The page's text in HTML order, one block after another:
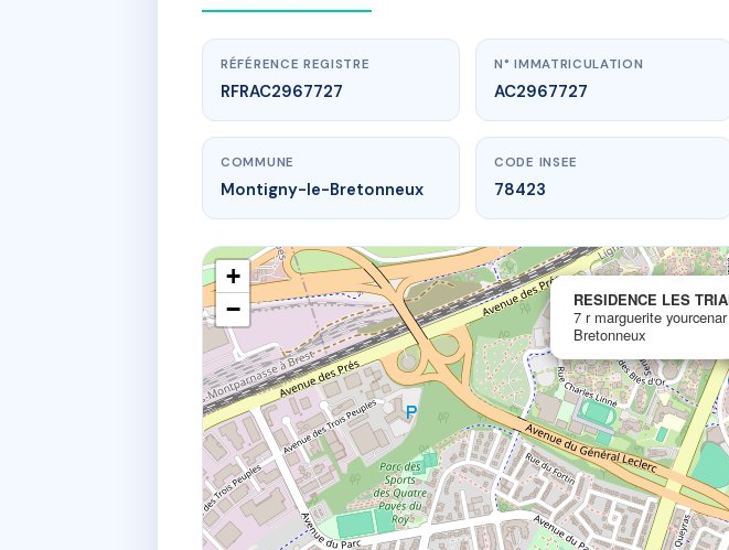
www.vme.plus/
RESIDENCE LES
7 r marguerite yourcenar78180
RÉFÉRENCE REGISTRE
RFRAC2967727
N° IMMATRICULATION
AC2967727
COMMUNE
Montigny-le-Bretonneux
CODE INSEE
78423
RESIDENCE LES
7 r marguerite
Bretonneux
+
−